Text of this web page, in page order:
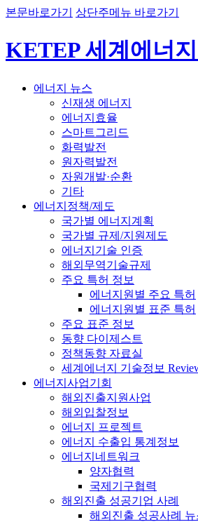
본문바로가기 상단주메뉴 바로가기
KETEP 세계에너
에너지 뉴스
신재생 에너지
에너지효율
스마트그리드
화력발전
원자력발전
자원개발·순환
기타
에너지정책/제도
국가별 에너지계획
국가별 규제/지원제도
에너지기술 인증
해외무역기술규제
주요 특허 정보
에너지원별 주요 특허
에너지원별 표준 특허
주요 표준 정보
동향 다이제스트
정책동향 자료실
세계에너지 기술정보
에너지사업기회
해외진출지원사업
해외입찰정보
에너지 프로젝트
에너지 수출입 통계정보
에너지네트워크
양자협력
국제기구협력
해외진출 성공기업 사례
해외진출 성공사례 뉴